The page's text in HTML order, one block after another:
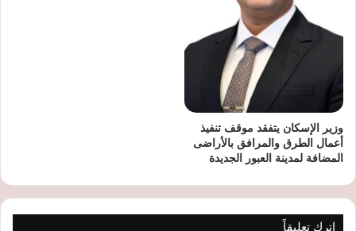
وزير الإسكان يتفقد موقف تنفيذ
أعمال الطرق والمرافق بالأراضى
المضافة لمدينة العبور الجديدة
اترك تعليقاً